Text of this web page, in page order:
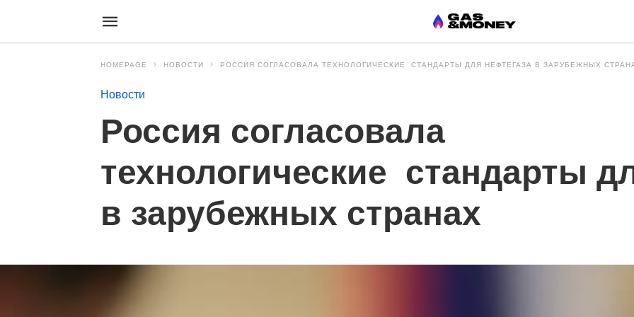
HOMEPAGE НОВОСТИ РОССИЯ СОГЛАСОВАЛА ТЕХНОЛОГИЧЕСКИЕ СТАНДАРТЫ ДЛЯ НЕФТЕГАЗА В ЗАРУБЕЖНЫХ
Новости
Россия согласовала
технологические стандарты
в зарубежных странах